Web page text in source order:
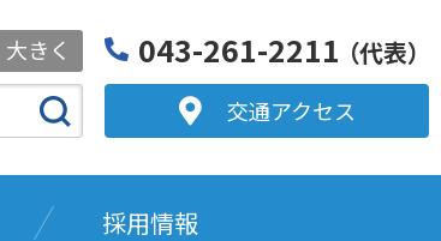
大きく 043-261-2211 （代表）
交通アクセス
採用情報